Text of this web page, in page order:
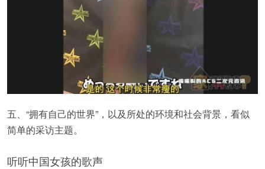
五、“拥有自己的世界”，以及所处的环境和社会背景，看似
简单的采访主题。
听听中国女孩的歌声